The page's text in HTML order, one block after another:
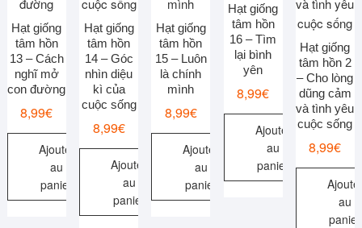
Hạt giống
tâm hồn
13 – Cách
nghĩ mở
con đường
8,99€
Ajouter
au
panier
Hạt giống
tâm hồn
14 – Góc
nhìn diệu
kì của
cuộc sống
8,99€
Ajouter
au
panier
Hạt giống
tâm hồn
15 – Luôn
là chính
mình
8,99€
Ajouter
au
panier
Hạt giống
tâm hồn
16 – Tìm
lại bình
yên
8,99€
Ajouter
au
panier
Hạt giống
tâm hồn 2
– Cho lòng
dũng cảm
và tình yêu
cuộc sống
8,99€
au
panier